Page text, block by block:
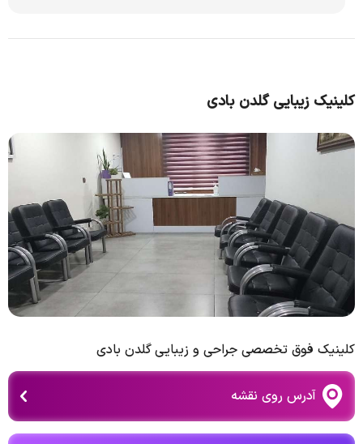
کلینیک زیبایی گلدن بادی
کلینیک فوق تخصصی جراحی و زیبایی گلدن بادی
آدرس روی نقشه